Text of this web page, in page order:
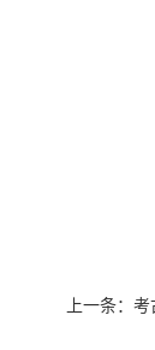
上一条： 考